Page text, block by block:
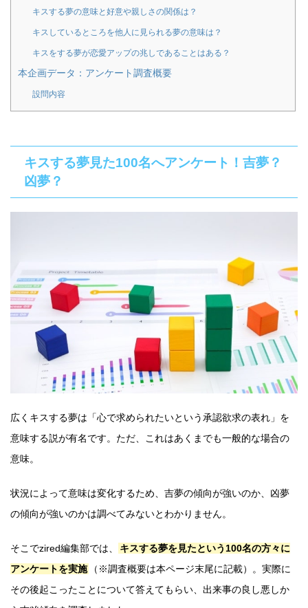
キスする夢の意味と好意や親しさの関係は？
キスしているところを他人に見られる夢の意味は？
キスをする夢が恋愛アップの兆しであることはある？
本企画データ：アンケート調査概要
設問内容
キスする夢見た100名へアンケート！吉夢？
凶夢？
広くキスする夢は「心で求められたいという承認欲求の表れ」を
意味する説が有名です。ただ、これはあくまでも一般的な場合の
意味。
状況によって意味は変化するため、吉夢の傾向が強いのか、凶夢
の傾向が強いのかは調べてみないとわかりません。
そこでzired編集部では、
キスする夢を見たという100名の方々に
アンケートを実施
（※調査概要は本ページ末尾に記載）。実際に
その後起こったことについて答えてもらい、出来事の良し悪しか